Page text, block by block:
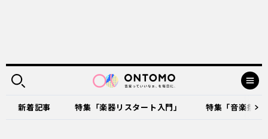
新着記事 特集「楽器リスタート入門」 特集「音楽祭